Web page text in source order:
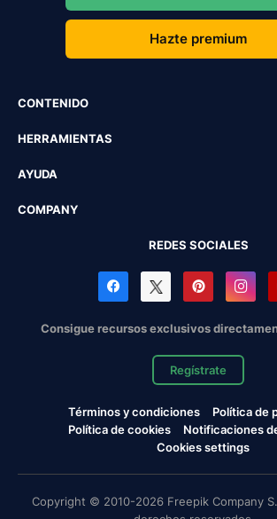
Hazte premium
CONTENIDO
HERRAMIENTAS
AYUDA
COMPANY
REDES SOCIALES
Consigue recursos exclusivos
Regístrate
Términos y condiciones
Política de
Política de cookies
Notificaciones
Cookies settings
Copyright © 2010-2026 Freepik Company